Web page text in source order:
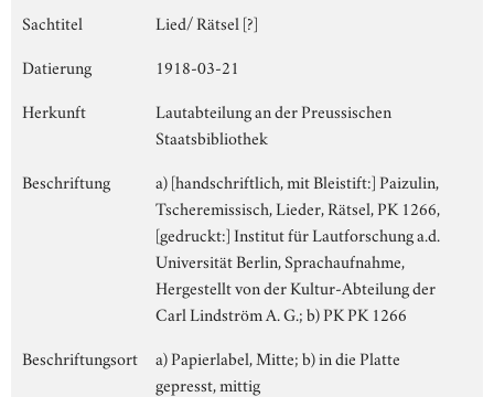
Sachtitel
Lied/ Rätsel [?]
Datierung
1918-03-21
Herkunft
Lautabteilung an der Preussischen
Staatsbibliothek
Beschriftung
a) [handschriftlich, mit Bleistift:] Paizulin,
Tscheremissisch, Lieder, Rätsel, PK 1266,
[gedruckt:] Institut für Lautforschung a.d.
Universität Berlin, Sprachaufnahme,
Hergestellt von der Kultur-Abteilung der
Carl Lindström A. G.; b) PK PK 1266
Beschriftungsort
a) Papierlabel, Mitte; b) in die Platte
gepresst, mittig